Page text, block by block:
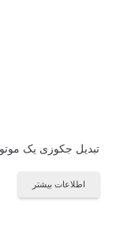
تبدیل جکوزی یک
اطلاعات بیشتر